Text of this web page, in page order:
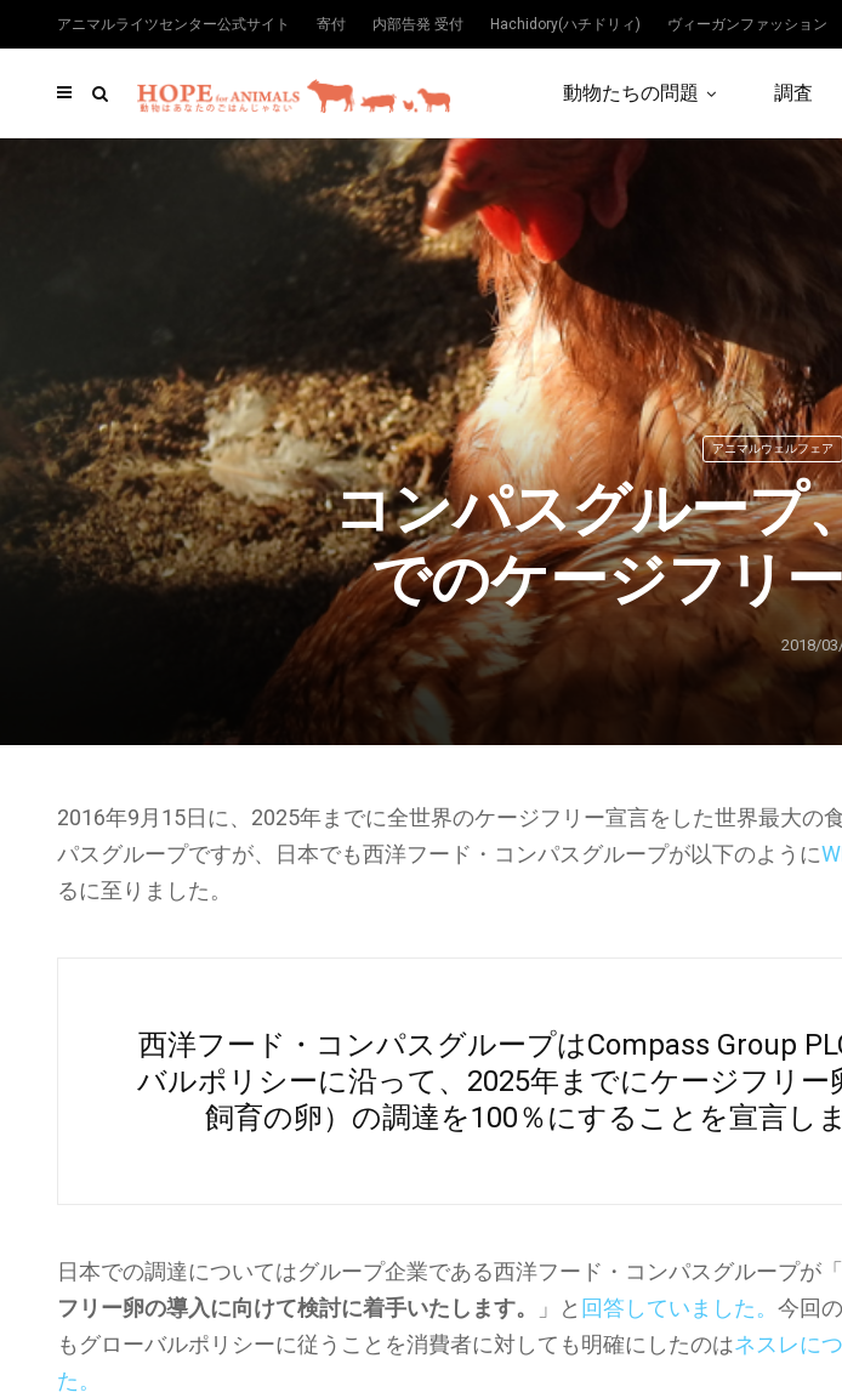
動物たちの問題 調査
アニマルライツセンター公式サイト 寄付 内部告発 受付 Hachidory(ハチドリィ) ヴィーガンファッション
アニマルウェルフェア
コンパスグループ
でのケージフリ
2018/
2016年9月15日に、2025年までに全世界のケージフリー宣言をした世界最大の
パスグループですが、日本でも西洋フード・コンパスグループが以下のように
るに至りました。
西洋フード・コンパスグループはCompass Group
バルポリシーに沿って、2025年までにケージフリー
飼育の卵）の調達を100％にすることを宣言しま
日本での調達についてはグループ企業である西洋フード・コンパスグループが「
フリー卵の導入に向けて検討に着手いたします。
」と 回答していました。 今回
もグローバルポリシーに従うことを消費者に対しても明確にしたのはネスレに
た。